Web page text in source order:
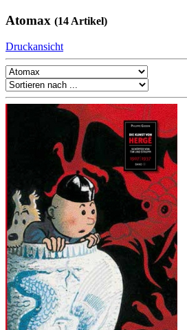
Atomax (14 Artikel)
Druckansicht